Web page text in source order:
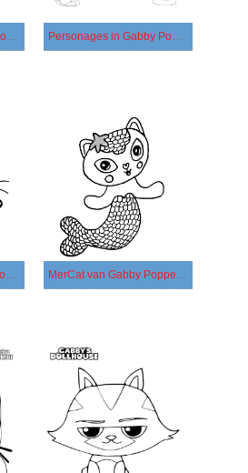
Personages uit Gabby Poppenhuis Personages in Gabby Poppenhuis
Pandy Paws in Gabby Poppenhuis MerCat van Gabby Poppenhuis